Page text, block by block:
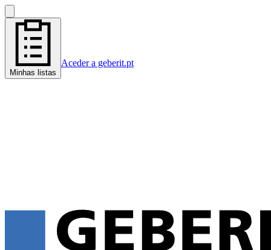
Minhas listas
Aceder a geberit.pt